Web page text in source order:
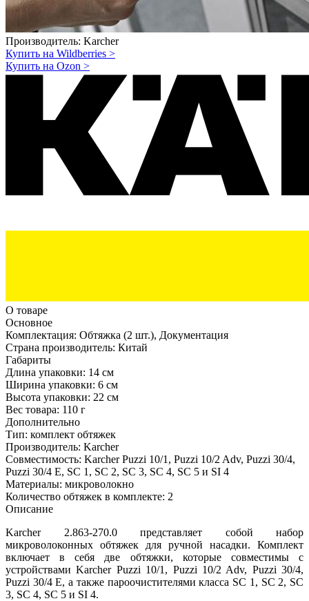
Производитель: Karcher
Купить на Wildberries >
Купить на Ozon >
О товаре
Основное
Комплектация: Обтяжка (2 шт.), Документация
Страна производитель: Китай
Габариты
Длина упаковки: 14 см
Ширина упаковки: 6 см
Высота упаковки: 22 см
Вес товара: 110 г
Дополнительно
Тип: комплект обтяжек
Производитель: Karcher
Совместимость: Karcher Puzzi 10/1, Puzzi 10/2 Adv, Puzzi 30/4,
Puzzi 30/4 E, SC 1, SC 2, SC 3, SC 4, SC 5 и SI 4
Материалы: микроволокно
Количество обтяжек в комплекте: 2
Описание
Karcher 2.863-270.0 представляет собой набор
микроволоконных обтяжек для ручной насадки. Комплект
включает в себя две обтяжки, которые совместимы с
устройствами Karcher Puzzi 10/1, Puzzi 10/2 Adv, Puzzi 30/4,
Puzzi 30/4 E, а также пароочистителями класса SC 1, SC 2, SC
3, SC 4, SC 5 и SI 4.